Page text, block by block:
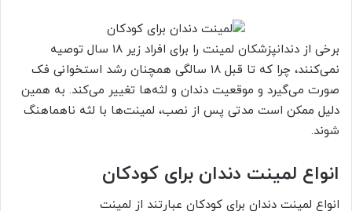
برخی از دندانپزشکان لمینت را برای افراد زیر ۱۸ سال توصیه
نمی‌کنند، چرا که تا قبل ۱۸ سالگی همچنان رشد استخوانی فک
صورت می‌گیرد و موقعیت دندان و لثه‌ها تغییر می‌کند. به همین
دلیل ممکن است مدتی پس از نصب، لمینت‌ها با لثه ناهماهنگ
شوند.
انواع لمینت دندان برای کودکان
انواع لمینت دندان برای کودکان عبارتند از لمینت